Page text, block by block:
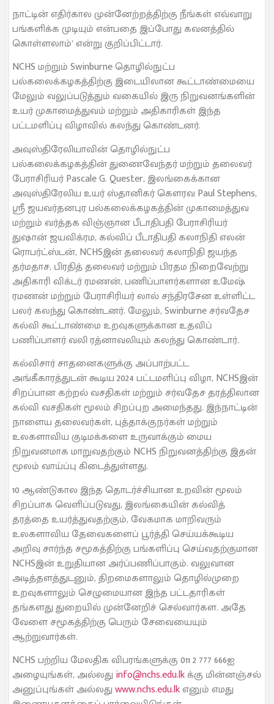
நாட்டின் எதிர்கால முன்னேற்றத்திற்கு நீங்கள் எவ்வாறு
பங்களிக்க முடியும் என்பதை இப்போது கவனத்தில்
கொள்ளலாம்’ என்று குறிப்பிட்டார்.
NCHS மற்றும் Swinburne தொழில்நுட்ப
பல்கலைக்கழகத்திற்கு இடையிலான கூட்டாண்மையை
மேலும் வலுப்படுத்தும் வகையில் இரு நிறுவனங்களின்
உயர் முகாமைத்துவம் மற்றும் அதிகாரிகள் இந்த
பட்டமளிப்பு விழாவில் கலந்து கொண்டனர்.
அவுஸ்திரேலியாவின் தொழில்நுட்ப
பல்கலைக்கழகத்தின் துணைவேந்தர் மற்றும் தலைவர்
பேராசிரியர் Pascale G. Quester, இலங்கைக்கான
அவுஸ்திரேலிய உயர் ஸ்தானிகர் கௌரவ Paul Stephens,
ஸ்ரீ ஜயவர்தனபுர பல்கலைக்கழகத்தின் முகாமைத்துவ
மற்றும் வர்த்தக விஞ்ஞான பீடாதிபதி பேராசிரியர்
துஷான் ஜயவிக்ரம, கல்விப் பீடாதிபதி கலாநிதி எலன்
ரொபர்ட்ஸ்டன், NCHSஇன் தலைவர் கலாநிதி ஜயந்த
தர்மதாச, பிரதித் தலைவர் மற்றும் பிரதம நிறைவேற்று
அதிகாரி விக்டர் ரமணன், பணிப்பாளர்களான உமேஷ்
ரமணன் மற்றும் பேராசிரியர் லால் சந்திரசேன உள்ளிட்ட
பலர் கலந்து கொண்டனர். மேலும், Swinburne சர்வதேச
கல்வி கூட்டாண்மை உறவுகளுக்கான உதவிப்
பணிப்பாளர் வலி ரத்னாவலியும் கலந்து கொண்டார்.
கல்விசார் சாதனைகளுக்கு அப்பாற்பட்ட
அங்கீகாரத்துடன் கூடிய 2024 பட்டமளிப்பு விழா, NCHSஇன்
சிறப்பான கற்றல் வசதிகள் மற்றும் சர்வதேச தரத்திலான
கல்வி வசதிகள் மூலம் சிறப்புற அமைந்தது. இந்நாட்டின்
நாளைய தலைவர்கள், புத்தாக்குநர்கள் மற்றும்
உலகளாவிய குடிமக்களை உருவாக்கும் மைய
நிறுவனமாக மாறுவதற்கும் NCHS நிறுவனத்திற்கு இதன்
மூலம் வாய்ப்பு கிடைத்துள்ளது.
10 ஆண்டுகால இந்த தொடர்ச்சியான உறவின் மூலம்
சிறப்பாக வெளிப்படுவது, இலங்கையின் கல்வித்
தரத்தை உயர்த்துவதற்கும், வேகமாக மாறிவரும்
உலகளாவிய தேவைகளைப் பூர்த்தி செய்யக்கூடிய
அறிவு சார்ந்த சமூகத்திற்கு பங்களிப்பு செய்வதற்குமான
NCHSஇன் உறுதியான அர்ப்பணிப்பாகும். வலுவான
அடித்தளத்துடனும், திறமைகளாலும் தொழில்முறை
உறவுகளாலும் செழுமையான இந்த பட்டதாரிகள்
தங்களது துறையில் முன்னேறிச் செல்வார்கள. அதே
வேளை சமூகத்திற்கு பெரும் சேவையையும்
ஆற்றுவார்கள்.
NCHS பற்றிய மேலதிக விபரங்களுக்கு 011 2 777 666ஐ
அழையுங்கள், அல்லது info@nchs.edu.lkக்கு மின்னஞ்சல்
அனுப்புங்கள் அல்லதுwww.nchs.edu.lkஎனும் எமது